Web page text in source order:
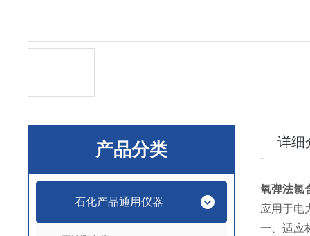
产品分类
石化产品通用仪器
详细
氧弹法氯
应用于电
一、适应